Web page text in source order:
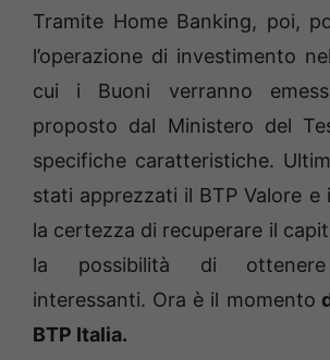
Tramite Home Banking, poi,
l’operazione di investimento
cui i Buoni verranno
proposto dal Ministero del
specifiche caratteristiche.
stati apprezzati il BTP Valore e
la certezza di recuperare il
la possibilità di ottenere
interessanti. Ora è il momento
BTP Italia.